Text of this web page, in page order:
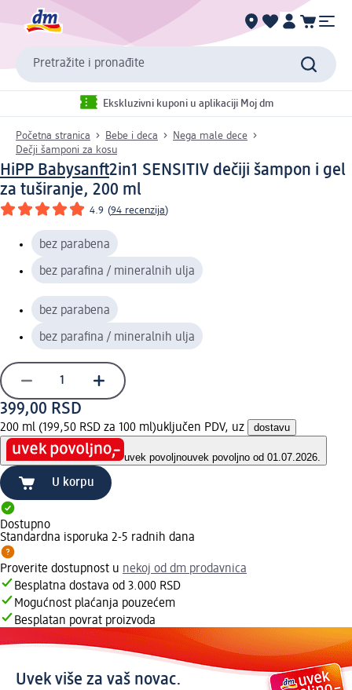
Pretražite i pronađite
Ekskluzivni kuponi u aplikaciji Moj dm
Početna stranica Bebe i deca
Nega male dece
Dečji šamponi za kosu
HiPP Babysanft2in1 SENSITIV dečiji šampon i gel
za tuširanje, 200 ml
4.9 (94 recenzija)
bez parabena
bez parafina / mineralnih ulja
bez parabena
bez parafina / mineralnih ulja
399,00 RSD
200 ml (199,50 RSD za 100 ml)uključen PDV, uz dostavu
uvek povoljnouvek povoljno od 01.07.2026.
U korpu
Dostupno
Standardna isporuka 2-5 radnih dana
Proverite dostupnost u nekoj od dm prodavnica
Besplatna dostava od 3.000 RSD
Mogućnost plaćanja pouzećem
Besplatan povrat proizvoda
Uvek više za vaš novac.